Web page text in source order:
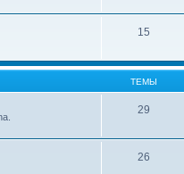
15
ТЕМЫ
29
26